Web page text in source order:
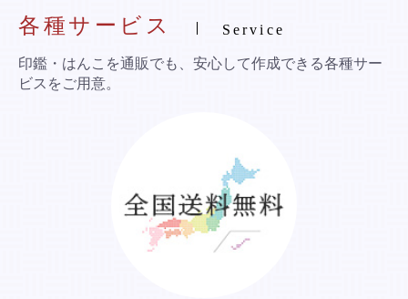
各種サービス Service
印鑑・はんこを通販でも、安心して作成できる各種サー
ビスをご用意。